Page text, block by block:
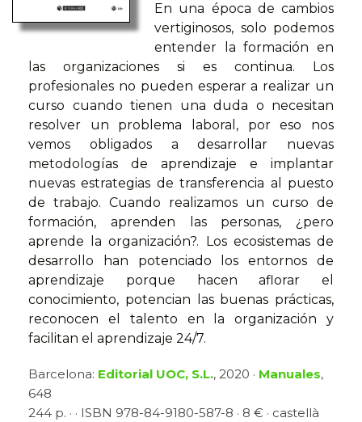
En una época de cambios
vertiginosos, solo podemos
entender la formación en
las organizaciones si es continua. Los
profesionales no pueden esperar a realizar un
curso cuando tienen una duda o necesitan
resolver un problema laboral, por eso nos
vemos obligados a desarrollar nuevas
metodologías de aprendizaje e implantar
nuevas estrategias de transferencia al puesto
de trabajo. Cuando realizamos un curso de
formación, aprenden las personas, ¿pero
aprende la organización?. Los ecosistemas de
desarrollo han potenciado los entornos de
aprendizaje porque hacen aflorar el
conocimiento, potencian las buenas prácticas,
reconocen el talento en la organización y
facilitan el aprendizaje 24/7.
Barcelona: Editorial UOC, S.L., 2020 · Manuales,
648
244 p. · · ISBN 978-84-9180-587-8 · 8 € · castellà